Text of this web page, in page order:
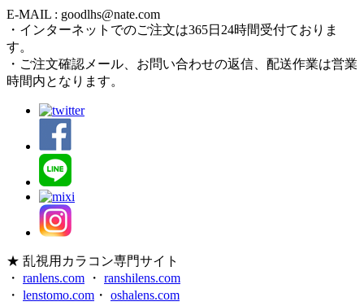
E-MAIL : goodlhs@nate.com
・インターネットでのご注文は365日24時間受付ておりま
す。
・ご注文確認メール、お問い合わせの返信、配送作業は営業
時間内となります。
★ 乱視用カラコン専門サイト
・ ranlens.com ・ ranshilens.com
・ lenstomo.com ・ oshalens.com